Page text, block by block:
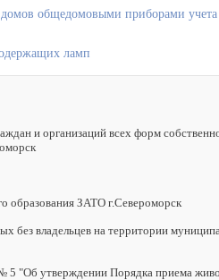
общедомовыми приборами учета
ламп
и организаций всех форм
образования ЗАТО г.Североморск
без владельцев на территории
"Об утверждении Порядка приема